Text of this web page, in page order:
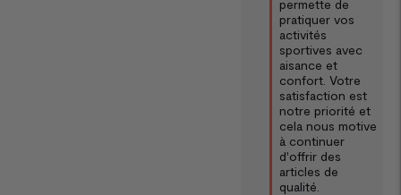
permette de
pratiquer vos
activités
sportives avec
aisance et
confort. Votre
satisfaction est
notre priorité et
cela nous motive
à continuer
d'offrir des
articles de
qualité.